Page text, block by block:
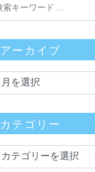
アーカイブ
カテゴリー